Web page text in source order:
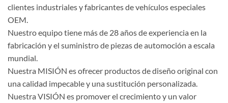
clientes industriales y fabricantes de vehículos especiales
OEM.
Nuestro equipo tiene más de 28 años de experiencia en la
fabricación y el suministro de piezas de automoción a escala
mundial.
Nuestra MISIÓN es ofrecer productos de diseño original con
una calidad impecable y una sustitución personalizada.
Nuestra VISIÓN es promover el crecimiento y un valor